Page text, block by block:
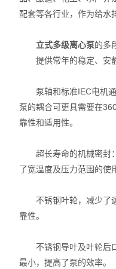
发那科电抗器
耐油特种电缆系列
中心出水
配套等各行业，作为给水
立式多级离心泵的多
提供常年的稳定、安静
泵轴和标准IEC电机通
泵的耦合可更具需要在
靠性和适用性。
超长寿命的机械密封
了宽温度及压力范围的使
不锈钢叶轮，减少了
靠性。
不锈钢导叶及叶轮后
最小，提高了泵的效率。